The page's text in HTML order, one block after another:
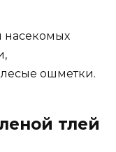
насекомых
ошметки.
тлей